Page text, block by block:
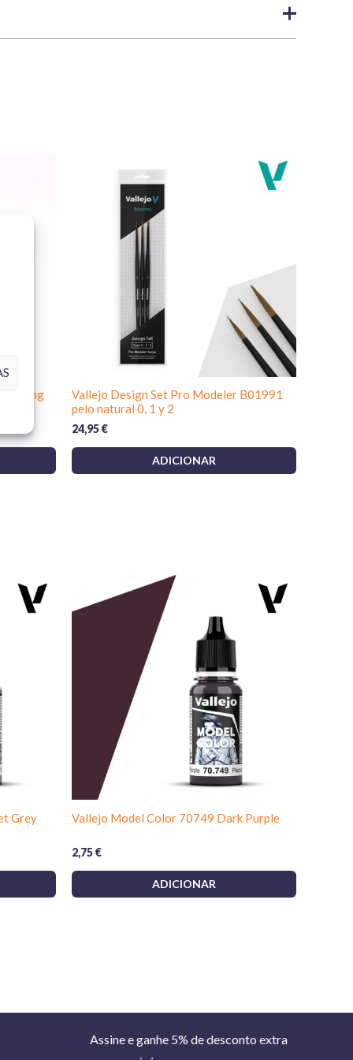
70949
Model Color.
a pincel em camadas finas.
sobre uma superfície limpa e imprimada. Para um
finas em vez de uma camada grossa. Podes
consoante a técnica e o nível de transparência que
comprimários,vernizes,pincéis de modelismoe
, desde que
Setting
Vallejo Design Set Pro Modeler B01991
pelo natural 0, 1 y 2
24,95€
ADICIONAR
Grey Vallejo Model Color 70749 Dark Purple
2,75€
ADICIONAR
Assine e ganhe 5% de desconto extra